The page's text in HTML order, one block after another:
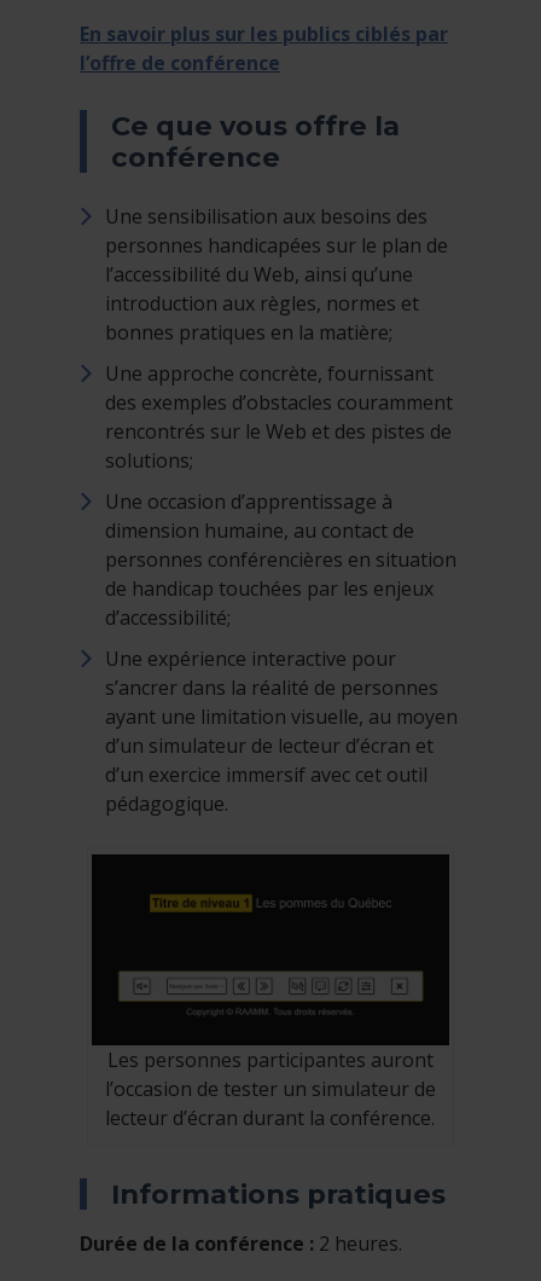
En savoir plus sur les publics ciblés par
l’offre de conférence
Ce que vous offre la
conférence
Une sensibilisation aux besoins des
personnes handicapées sur le plan de
l’accessibilité du Web, ainsi qu’une
introduction aux règles, normes et
bonnes pratiques en la matière;
Une approche concrète, fournissant
des exemples d’obstacles couramment
rencontrés sur le Web et des pistes de
solutions;
Une occasion d’apprentissage à
dimension humaine, au contact de
personnes conférencières en situation
de handicap touchées par les enjeux
d’accessibilité;
Une expérience interactive pour
s’ancrer dans la réalité de personnes
ayant une limitation visuelle, au moyen
d’un simulateur de lecteur d’écran et
d’un exercice immersif avec cet outil
pédagogique.
Les personnes participantes auront
l’occasion de tester un simulateur de
lecteur d’écran durant la conférence.
Informations pratiques
Durée de la conférence : 2 heures.